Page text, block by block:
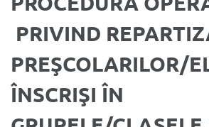
PRIVIND
PREŞCOLARILOR/
ÎNSCRIŞI ÎN